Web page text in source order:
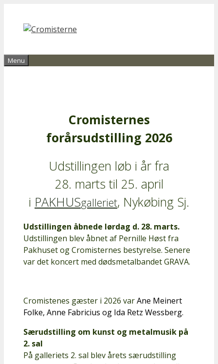
indhold
Menu
Cromisternes
forårsudstilling 2026
Udstillingen løb i år fra
28. marts til 25. april
i PAKHUSgalleriet, Nykøbing Sj.
Udstillingen åbnede lørdag d. 28. marts.
Udstillingen blev åbnet af Pernille Høst fra
Pakhuset og Cromisternes bestyrelse. Senere
var det koncert med dødsmetalbandet GRAVA.
Cromistenes gæster i 2026 varAne Meinert
Folke, Anne Fabricius og Ida Retz Wessberg.
Særudstilling om kunst og metalmusik på
2. sal
På galleriets 2. sal blev årets særudstilling